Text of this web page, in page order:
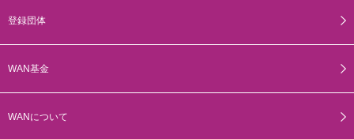
登録団体
WAN基金
WANについて